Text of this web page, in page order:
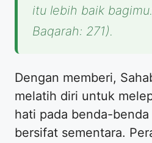
itu lebih baik
Baqarah: 271).
Dengan memberi,
melatih diri untuk
hati pada benda-
bersifat sementara.